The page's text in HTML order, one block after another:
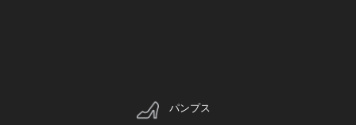
パンプス